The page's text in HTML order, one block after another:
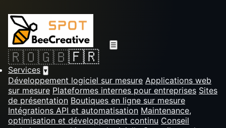
☰
🇷🇴🇬🇧🇫🇷
Services ▾
Développement logiciel sur mesure Applications web
sur mesure Plateformes internes pour entreprises Sites
de présentation Boutiques en ligne sur mesure
Intégrations API et automatisation Maintenance,
optimisation et développement continu Conseil